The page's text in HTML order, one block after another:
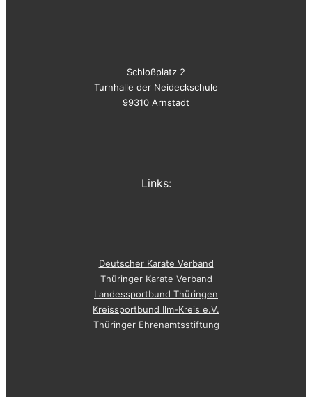
Schloßplatz 2
Turnhalle der Neideckschule
99310 Arnstadt
Links:
Deutscher Karate Verband
Thüringer Karate Verband
Landessportbund Thüringen
Kreissportbund Ilm-Kreis e.V.
Thüringer Ehrenamtsstiftung